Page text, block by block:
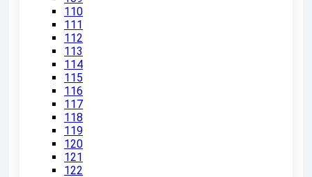
110
111
112
113
114
115
116
117
118
119
120
121
122